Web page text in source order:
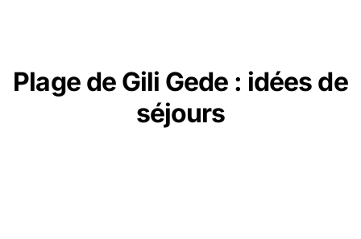
Plage de Gili Gede : idées de
séjours